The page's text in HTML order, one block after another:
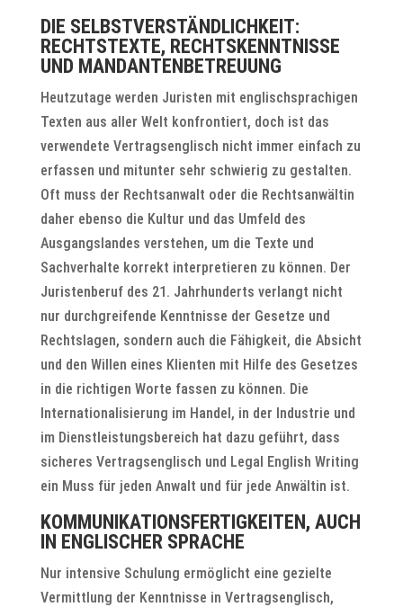
DIE SELBSTVERSTÄNDLICHKEIT:
RECHTSTEXTE, RECHTSKENNTNISSE
UND MANDANTENBETREUUNG
Heutzutage werden Juristen mit englischsprachigen
Texten aus aller Welt konfrontiert, doch ist das
verwendete Vertragsenglisch nicht immer einfach zu
erfassen und mitunter sehr schwierig zu gestalten.
Oft muss der Rechtsanwalt oder die Rechtsanwältin
daher ebenso die Kultur und das Umfeld des
Ausgangslandes verstehen, um die Texte und
Sachverhalte korrekt interpretieren zu können. Der
Juristenberuf des 21. Jahrhunderts verlangt nicht
nur durchgreifende Kenntnisse der Gesetze und
Rechtslagen, sondern auch die Fähigkeit, die Absicht
und den Willen eines Klienten mit Hilfe des Gesetzes
in die richtigen Worte fassen zu können. Die
Internationalisierung im Handel, in der Industrie und
im Dienstleistungsbereich hat dazu geführt, dass
sicheres Vertragsenglisch und Legal English Writing
ein Muss für jeden Anwalt und für jede Anwältin ist.
KOMMUNIKATIONSFERTIGKEITEN, AUCH
IN ENGLISCHER SPRACHE
Nur intensive Schulung ermöglicht eine gezielte
Vermittlung der Kenntnisse in Vertragsenglisch,